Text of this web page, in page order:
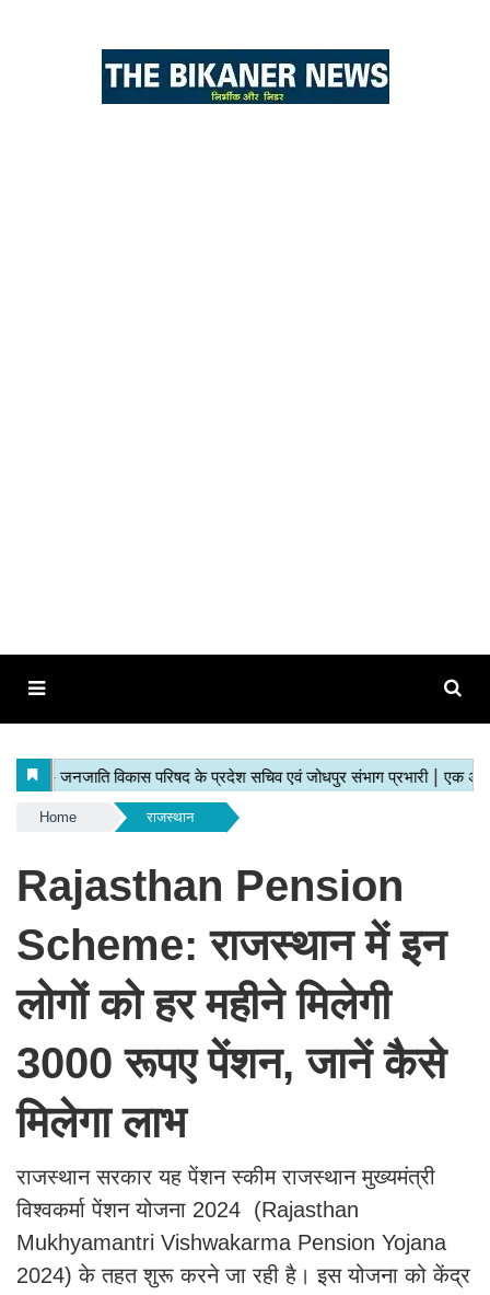
Home राजस्थान
Rajasthan Pension
Scheme: राजस्थान में इन
लोगों को हर महीने मिलेगी
3000 रूपए पेंशन, जानें कैसे
मिलेगा लाभ
राजस्थान सरकार यह पेंशन स्कीम राजस्थान मुख्यमंत्री
विश्वकर्मा पेंशन योजना 2024 (Rajasthan
Mukhyamantri Vishwakarma Pension Yojana
2024) के तहत शुरू करने जा रही है। इस योजना को केंद्र